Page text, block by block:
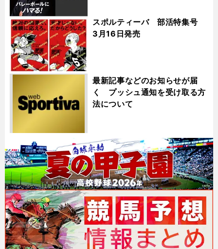
スポルティーバ 部活特集号
3月16日発売
最新記事などのお知らせが届
く プッシュ通知を受け取る方
法について